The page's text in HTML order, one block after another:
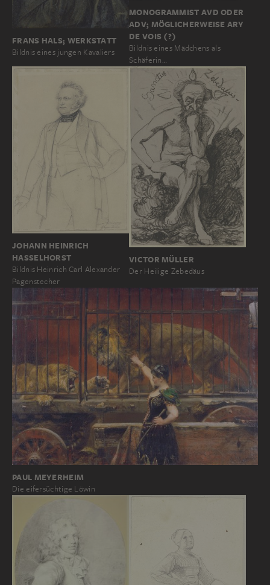
FRANS HALS; WERKSTATT
Bildnis eines jungen Kavaliers
MONOGRAMMIST AVD ODER
ADV; MÖGLICHERWEISE ARY
DE VOIS (?)
Bildnis eines Mädchens als
Schäferin…
JOHANN HEINRICH
HASSELHORST
Bildnis Heinrich Carl Alexander
Pagenstecher
VICTOR MÜLLER
Der Heilige Zebedäus
PAUL MEYERHEIM
Die eifersüchtige Löwin